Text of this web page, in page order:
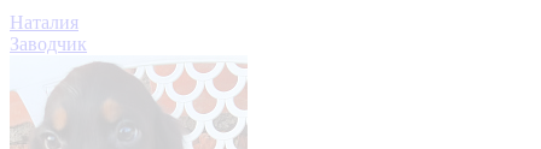
Наталия
Заводчик